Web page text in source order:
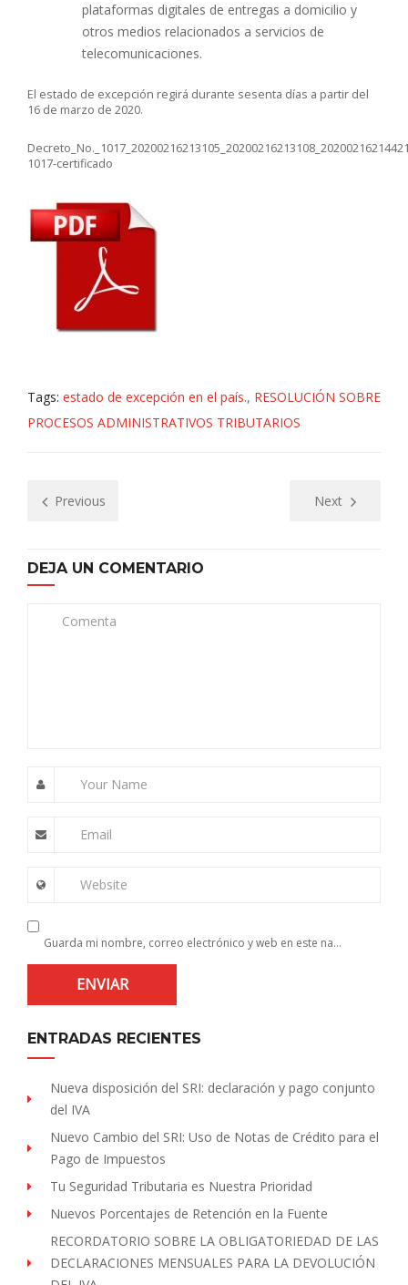
plataformas digitales de entregas a domicilio y
otros medios relacionados a servicios de
telecomunicaciones.
El estado de excepción regirá durante sesenta días a partir del
16 de marzo de 2020.
1017-certificado
Tags: estado de excepción en el país., RESOLUCIÓN SOBRE
PROCESOS ADMINISTRATIVOS TRIBUTARIOS
Previous Next
DEJA UN COMENTARIO
Comenta
Your Name
Email
Website
Guarda mi nombre, correo electrónico y web en este navegador para la próxima vez que comente.
ENTRADAS RECIENTES
Nueva disposición del SRI: declaración y pago conjunto
del IVA
Nuevo Cambio del SRI: Uso de Notas de Crédito para el
Pago de Impuestos
Tu Seguridad Tributaria es Nuestra Prioridad
Nuevos Porcentajes de Retención en la Fuente
RECORDATORIO SOBRE LA OBLIGATORIEDAD DE LAS
DECLARACIONES MENSUALES PARA LA DEVOLUCIÓN